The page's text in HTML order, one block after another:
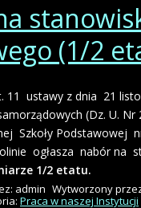
(1/2
11 ustawy z dnia 21
(Dz. U. Nr
Szkoły Podstawowej
ogłasza nabór na
1/2 etatu.
admin Wytworzony
Praca w naszej Instytucji